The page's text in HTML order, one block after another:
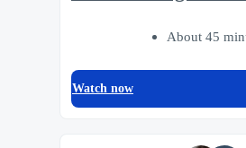
About 45
Watch now